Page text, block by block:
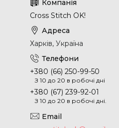
Cross Stitch OK!
Харків, Україна
+380 (66) 250-99-50
З 10 до 20 в робочі дні
+380 (67) 239-92-01
З 10 до 20 в робочі дні.